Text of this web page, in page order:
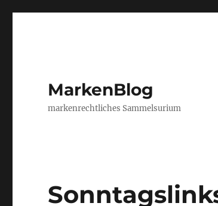
MarkenBlog
markenrechtliches Sammelsurium